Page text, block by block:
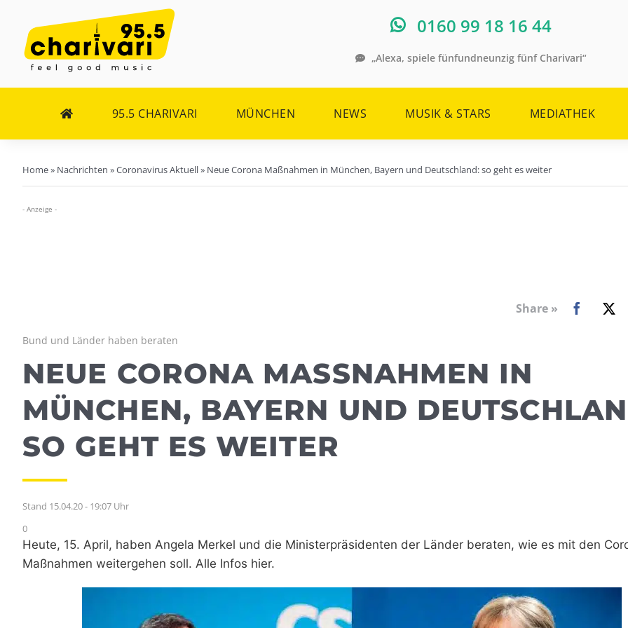
Inhalt
springen
0160 99 18 16 44
„Alexa, spiele fünfundneunzig fünf Charivari“
95.5 CHARIVARI MÜNCHEN NEWS MUSIK & STARS MEDIATHEK
Home» Nachrichten »Coronavirus Aktuell» Neue Corona Maßnahmen in München, Bayern und Deutschland: so geht es weiter
- Anzeige -
Share »
Bund und Länder haben beraten
NEUE CORONA MASSNAHMEN IN M
ÜNCHEN, BAYERN UND
O GEHT ES WEITER
Stand 15.04.20 - 19:07 Uhr
0
Heute, 15. April, haben Angela Merkel und die Ministerpräsidenten der Länder beraten, wie es mit den
Maßnahmen weitergehen soll. Alle Infos hier.